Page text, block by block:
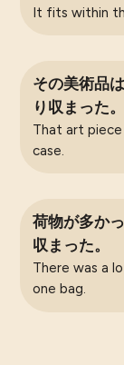
It fits within
その美術品
り収まった。
That art
case.
荷物が多か
収まった。
There was a
one bag.